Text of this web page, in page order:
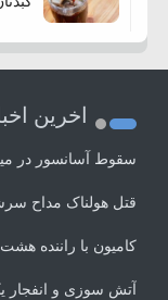
اخرین
سقوط آسانسور در میدان
قتل هولناک مداح
کامیون با راننده
آتش سوزی و انفجار